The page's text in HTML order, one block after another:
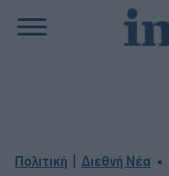
Πολιτική Διεθνή Νέα